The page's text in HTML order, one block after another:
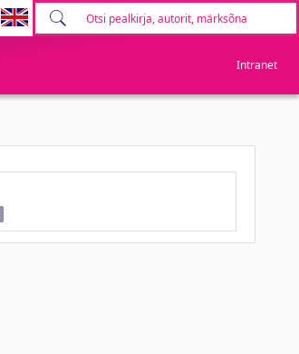
Intranet